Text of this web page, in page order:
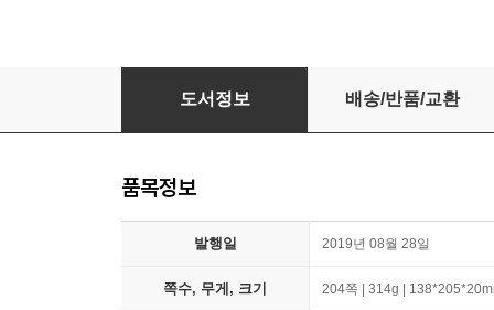
나는 오늘도 걷는다
도서정보 배송/반품/교환
품목정보
발행일 2019년 08월 28일
쪽수, 무게, 크기 204쪽 | 314g |